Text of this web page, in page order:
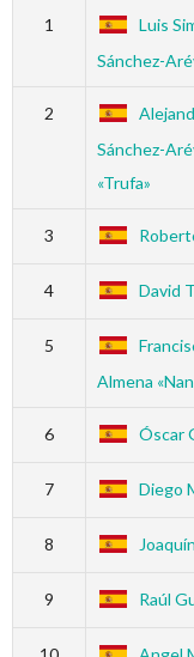
1
Luis
Sánchez-
2
Sánchez-
«Trufa»
3
4 David
5
Almena
6 Óscar
7 Diego
8
9 Raúl